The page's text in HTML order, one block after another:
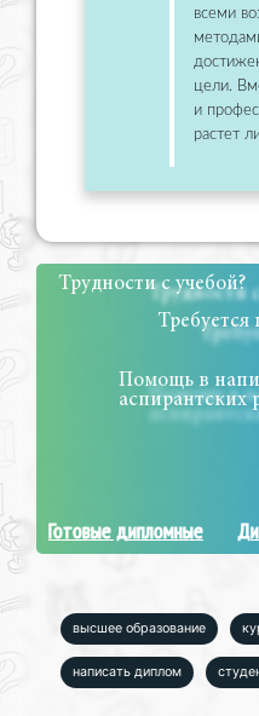
всеми
цели.
и
растет
Трудности с учебой?
Требуется
Помощь в
аспирантских
Готовые дипломные
высшее образование
написать диплом